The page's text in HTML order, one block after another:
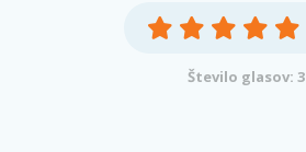
Število glasov: 3